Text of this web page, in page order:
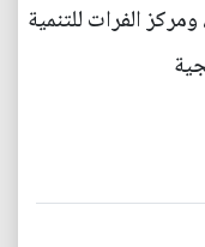
ومركز الفرات للتنمية